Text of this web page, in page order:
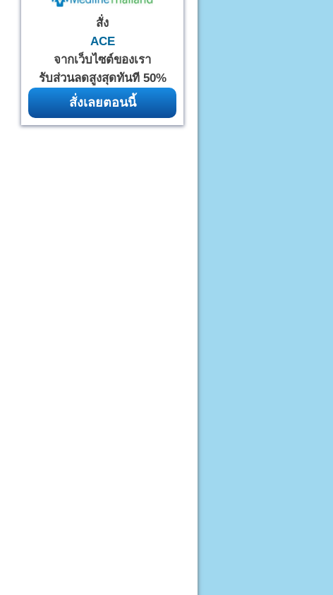
สั่ง
ACE
จากเว็บไซต์ของเรา
รับส่วนลดสูงสุดทันที 50%
สั่งเลยตอนนี้